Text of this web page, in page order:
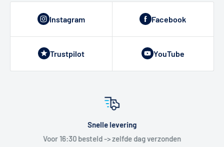
Instagram Facebook
Trustpilot YouTube
Snelle levering
Voor 16:30 besteld -> zelfde dag verzonden